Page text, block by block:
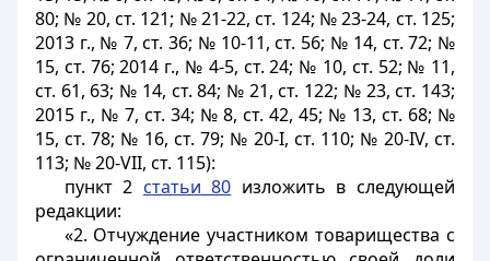
80; № 20, ст. 121; № 21-22, ст. 124; № 23-24, ст. 125;
2013 г., № 7, ст. 36; № 10-11, ст. 56; № 14, ст. 72; №
15, ст. 76; 2014 г., № 4-5, ст. 24; № 10, ст. 52; № 11,
ст. 61, 63; № 14, ст. 84; № 21, ст. 122; № 23, ст. 143;
2015 г., № 7, ст. 34; № 8, ст. 42, 45; № 13, ст. 68; №
15, ст. 78; № 16, ст. 79; № 20-I, ст. 110; № 20-IV, ст.
113; № 20-VII, ст. 115):
пункт 2 статьи 80 изложить в следующей
редакции:
«2. Отчуждение участником товарищества с